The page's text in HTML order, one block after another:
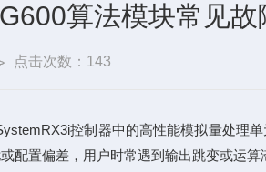
算法模块常见
点击次数：143
控制器中的高性能模拟量处理单
配置偏差，用户时常遇到输出跳变或运